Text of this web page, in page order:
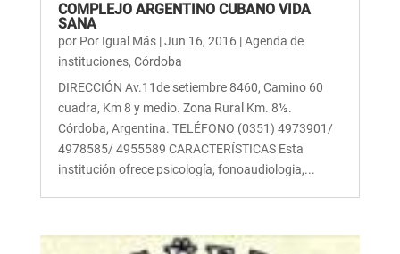
COMPLEJO ARGENTINO CUBANO VIDA
SANA
por Por Igual Más|Jun 16, 2016 |Agenda de
instituciones, Córdoba
DIRECCIÓN Av.11de setiembre 8460, Camino 60
cuadra, Km 8 y medio. Zona Rural Km. 8½.
Córdoba, Argentina. TELÉFONO (0351) 4973901/
4978585/ 4955589 CARACTERÍSTICAS Esta
institución ofrece psicología, fonoaudiologia,...